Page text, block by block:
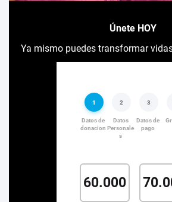
Únete HOY
Ya mismo puedes transformar